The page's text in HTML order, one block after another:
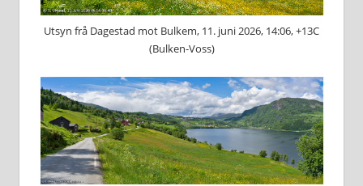
Utsyn frå Dagestad mot Bulkem, 11. juni 2026, 14:06, +13C
(Bulken-Voss)